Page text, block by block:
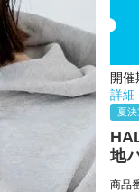
開
詳細
夏決
地
商品